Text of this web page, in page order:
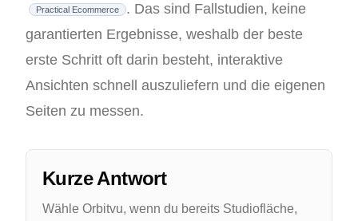
Practical Ecommerce
. Das sind Fallstudien, keine
garantierten Ergebnisse, weshalb der beste
erste Schritt oft darin besteht, interaktive
Ansichten schnell auszuliefern und die eigenen
Seiten zu messen.
Kurze Antwort
Wähle Orbitvu, wenn du bereits Studiofläche,